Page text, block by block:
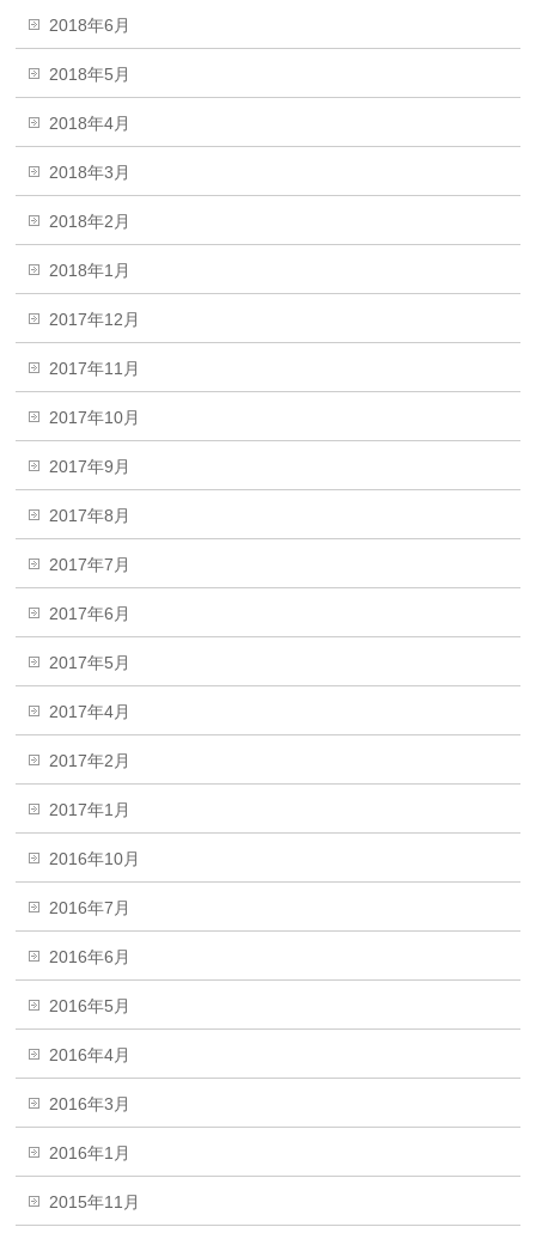
2018年6月
2018年5月
2018年4月
2018年3月
2018年2月
2018年1月
2017年12月
2017年11月
2017年10月
2017年9月
2017年8月
2017年7月
2017年6月
2017年5月
2017年4月
2017年2月
2017年1月
2016年10月
2016年7月
2016年6月
2016年5月
2016年4月
2016年3月
2016年1月
2015年11月